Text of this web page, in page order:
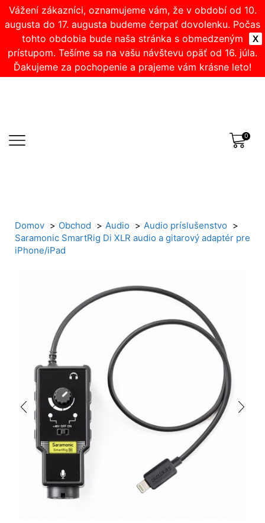
X
Vážení zákazníci, oznamujeme vám, že v období od 10.
augusta do 17. augusta budeme čerpať dovolenku. Počas
tohto obdobia bude naša stránka s obmedzeným
prístupom. Tešíme sa na vašu návštevu opäť od 16. júla.
Ďakujeme za pochopenie a prajeme vám krásne leto!
0
Domov Obchod Audio
Audio príslušenstvo
Saramonic SmartRig Di XLR audio a gitarový adaptér pre
iPhone/iPad